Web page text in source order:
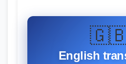
English